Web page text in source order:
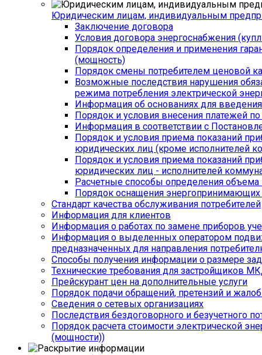
Юридическим лицам, индивидуальным
Заключение договора
Условия договора энергоснабжения
Порядок определения и применения
(мощность)
Порядок смены потребителем ценовой
Возможные последствия нарушения
режима потребления электрической
Информация об основаниях для
Порядок и условия внесения платежей
Информация в соответствии с
Порядок и условия приема показаний
юридических лиц (кроме исполнителей
Порядок и условия приема показаний
юридических лиц - исполнителей
Расчетные способы определения
Порядок оснащения энергопринимающих
Стандарт качества обслуживания потребителей
Информация для клиентов
Информация о работах по замене приборов
Информация о выделенных оператором
предназначенных для направления
Способы получения информации о размере
Технические требования для застройщиков
Прейскурант цен на дополнительные услуги
Порядок подачи обращений, претензий и
Сведения о сетевых организациях
Последствия бездоговорного и безучетного
Порядок расчета стоимости электрической
(мощности))